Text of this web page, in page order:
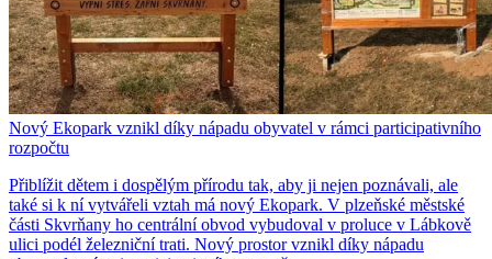
Nový Ekopark vznikl díky nápadu obyvatel v rámci participativního
rozpočtu
Přiblížit dětem i dospělým přírodu tak, aby ji nejen poznávali, ale
také si k ní vytvářeli vztah má nový Ekopark. V plzeňské městské
části Skvrňany ho centrální obvod vybudoval v proluce v Lábkově
ulici podél železniční trati. Nový prostor vznikl díky nápadu